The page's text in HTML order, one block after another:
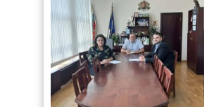
2026-08-07 13:22:00
Областният управител на
Монтана Иван Каменов и
заместник областният управител
Зорница Михайлова проведоха